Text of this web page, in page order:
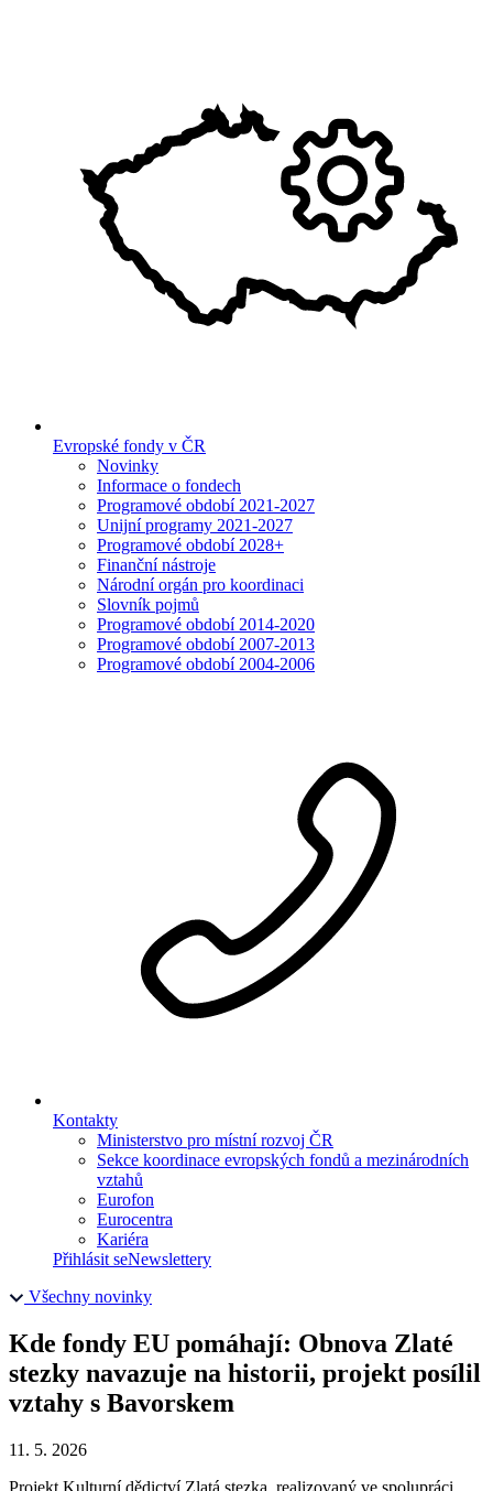
Evropské fondy v ČR
Novinky
Informace o fondech
Programové období 2021-2027
Unijní programy 2021-2027
Programové období 2028+
Finanční nástroje
Národní orgán pro koordinaci
Slovník pojmů
Programové období 2014-2020
Programové období 2007-2013
Programové období 2004-2006
Kontakty
Ministerstvo pro místní rozvoj ČR
Sekce koordinace evropských fondů a mezinárodních
vztahů
Eurofon
Eurocentra
Kariéra
Přihlásit seNewslettery
Všechny novinky
Kde fondy EU pomáhají: Obnova Zlaté
stezky navazuje na historii, projekt posílil
vztahy s Bavorskem
11. 5. 2026
Projekt Kulturní dědictví Zlatá stezka, realizovaný ve spolupráci